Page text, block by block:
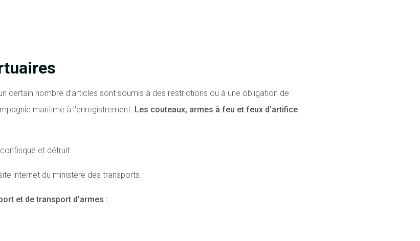
certain nombre d’articles sont soumis à des restrictions ou à une obligation de
maritime à l’enregistrement. Les couteaux, armes à feu et feux d’artifice
et détruit.
internet du ministère des transports.
et de transport d’armes :